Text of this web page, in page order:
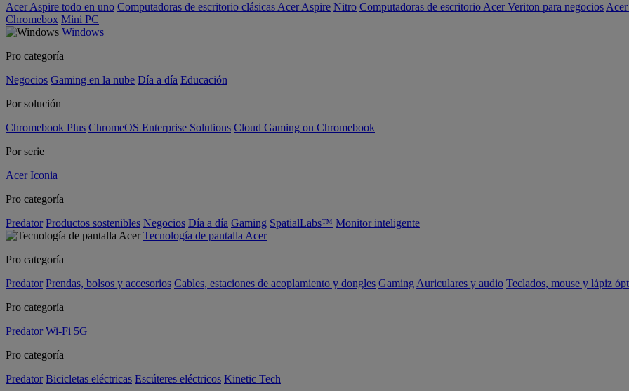
Acer Aspire todo en uno Computadoras de escritorio clásicas Acer Aspire Nitro Computadoras de escritorio Acer Veriton para negocios
Chromebox Mini PC
Windows
Pro categoría
Negocios Gaming en la nube Día a día Educación
Por solución
Chromebook Plus ChromeOS Enterprise Solutions Cloud Gaming on Chromebook
Por serie
Acer Iconia
Pro categoría
Predator Productos sostenibles Negocios Día a día Gaming SpatialLabs™ Monitor inteligente
Tecnología de pantalla Acer
Pro categoría
Predator Prendas, bolsos y accesorios Cables, estaciones de acoplamiento y dongles Gaming Auriculares y audio Teclados, mouse y lápiz
Pro categoría
Predator Wi-Fi 5G
Pro categoría
Predator Bicicletas eléctricas Escúteres eléctricos Kinetic Tech